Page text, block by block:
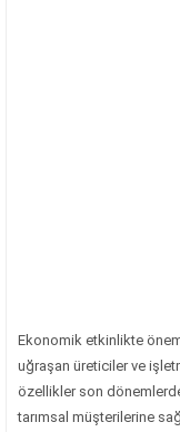
Ekonomik etkinlikte
uğraşan üreticiler ve
özellikler son
tarımsal müşterilerine